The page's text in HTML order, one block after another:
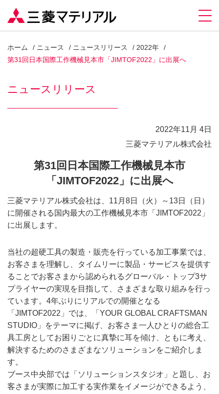
ホーム ニュース ニュースリリース
2022年
第31回日本国際工作機械見本市「JIMTOF2022」に出展へ
ニュースリリース
2022年11月 4日
三菱マテリアル株式会社
第31回日本国際工作機械見本市
「JIMTOF2022」に出展へ
三菱マテリアル株式会社は、11月8日（火）～13日（日）
に開催される国内最大の工作機械見本市「JIMTOF2022」
に出展します。
当社の超硬工具の製造・販売を行っている加工事業では、
お客さまを理解し、タイムリーに製品・サービスを提供す
ることでお客さまから認められるグローバル・トップ3サ
プライヤーの実現を目指して、さまざまな取り組みを行っ
ています。4年ぶりにリアルでの開催となる
「JIMTOF2022」では、「YOUR GLOBAL CRAFTSMAN
STUDIO」をテーマに掲げ、お客さま一人ひとりの総合工
具工房としてお困りごとに真摯に耳を傾け、ともに考え、
解決するためのさまざまなソリューションをご紹介しま
す。
ブース中央部では「ソリューションスタジオ」と題し、お
客さまが実際に加工する実作業をイメージができるよう、